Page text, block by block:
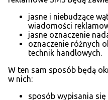
jasne i niebudzące
wiadomości
jasne oznaczenie
oznaczenie różnych
technik handlowych.
W ten sam sposób będą
w nich:
sposób wypisania